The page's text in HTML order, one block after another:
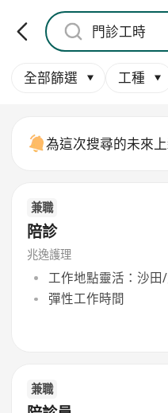
全部篩選 工種
為這次搜尋的未來
兼職
陪診
兆逸護理
工作地點靈活：沙田
彈性工作時間
兼職